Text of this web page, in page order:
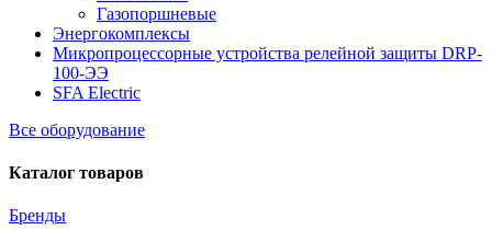
Газопоршневые
Энергокомплексы
Микропроцессорные устройства релейной защиты DRP-
100-ЭЭ
SFA Electric
Все оборудование
Каталог товаров
Бренды